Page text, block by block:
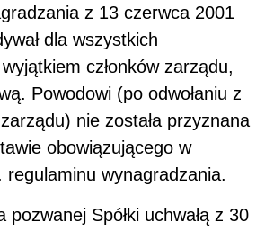
z 13 czerwca 2001
dla wszystkich
członków zarządu,
Powodowi (po odwołaniu z
nie została przyznana
obowiązującego w
regulaminu wynagradzania.
pozwanej Spółki uchwałą z 30